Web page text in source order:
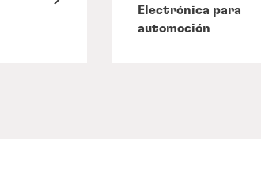
Electrónica para
automoción